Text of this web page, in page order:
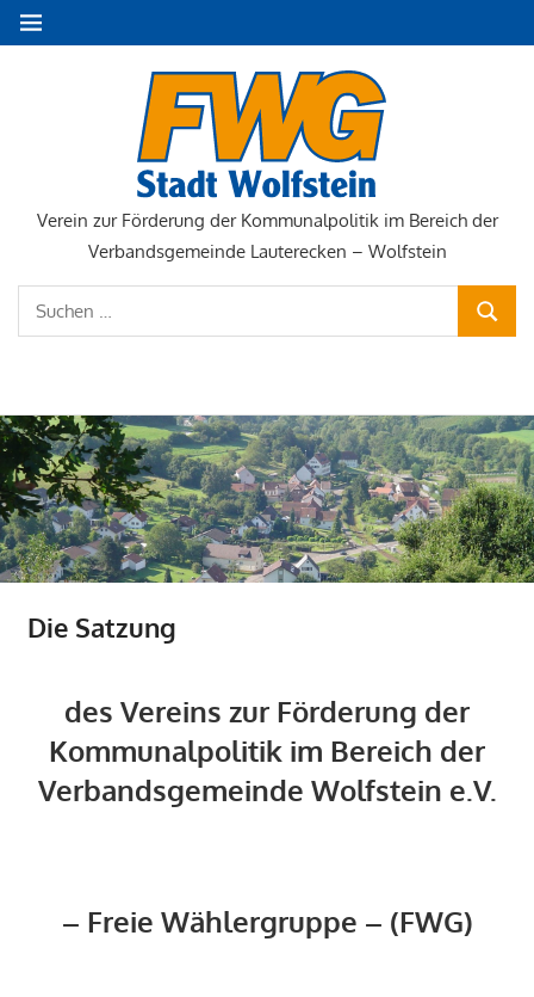
Zum
InhaltMENÜ
Verein zur Förderung der Kommunalpolitik im Bereich der
Verbandsgemeinde Lauterecken – Wolfstein
Suchen
nach:
Die Satzung
des Vereins zur Förderung der
Kommunalpolitik im Bereich der
Verbandsgemeinde Wolfstein e.V.
– Freie Wählergruppe – (FWG)